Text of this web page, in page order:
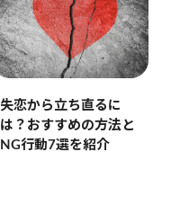
失恋から立ち直るに
は？おすすめの方法と
NG行動7選を紹介